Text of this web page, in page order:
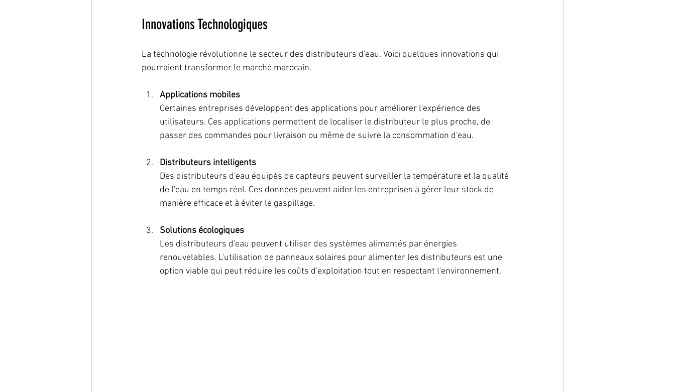
Innovations Technologiques
La technologie révolutionne le secteur des distributeurs d'eau. Voici quelques innovations qui
pourraient transformer le marché marocain.
Applications mobiles
Certaines entreprises développent des applications pour améliorer l'expérience des
utilisateurs. Ces applications permettent de localiser le distributeur le plus proche, de
passer des commandes pour livraison ou même de suivre la consommation d'eau.
Distributeurs intelligents
Des distributeurs d'eau équipés de capteurs peuvent surveiller la température et la qualité
de l'eau en temps réel. Ces données peuvent aider les entreprises à gérer leur stock de
manière efficace et à éviter le gaspillage.
Solutions écologiques
Les distributeurs d'eau peuvent utiliser des systèmes alimentés par énergies
renouvelables. L'utilisation de panneaux solaires pour alimenter les distributeurs est une
option viable qui peut réduire les coûts d'exploitation tout en respectant l'environnement.